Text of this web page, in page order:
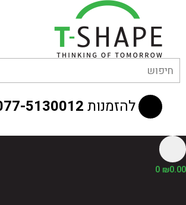
להזמנות077-5130012
₪
0